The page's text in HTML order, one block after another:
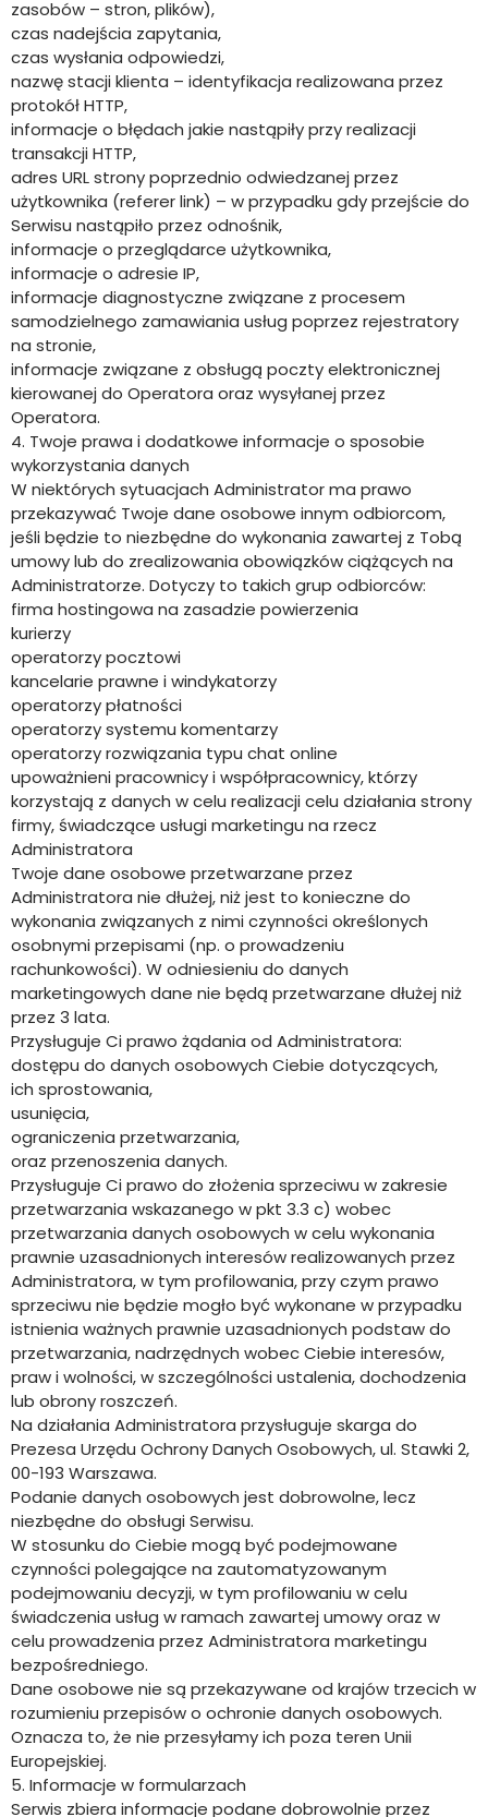
zasobów – stron, plików),
czas nadejścia zapytania,
czas wysłania odpowiedzi,
nazwę stacji klienta – identyfikacja realizowana przez
protokół HTTP,
informacje o błędach jakie nastąpiły przy realizacji
transakcji HTTP,
adres URL strony poprzednio odwiedzanej przez
użytkownika (referer link) – w przypadku gdy przejście do
Serwisu nastąpiło przez odnośnik,
informacje o przeglądarce użytkownika,
informacje o adresie IP,
informacje diagnostyczne związane z procesem
samodzielnego zamawiania usług poprzez rejestratory
na stronie,
informacje związane z obsługą poczty elektronicznej
kierowanej do Operatora oraz wysyłanej przez
Operatora.
4. Twoje prawa i dodatkowe informacje o sposobie
wykorzystania danych
W niektórych sytuacjach Administrator ma prawo
przekazywać Twoje dane osobowe innym odbiorcom,
jeśli będzie to niezbędne do wykonania zawartej z Tobą
umowy lub do zrealizowania obowiązków ciążących na
Administratorze. Dotyczy to takich grup odbiorców:
firma hostingowa na zasadzie powierzenia
kurierzy
operatorzy pocztowi
kancelarie prawne i windykatorzy
operatorzy płatności
operatorzy systemu komentarzy
operatorzy rozwiązania typu chat online
upoważnieni pracownicy i współpracownicy, którzy
korzystają z danych w celu realizacji celu działania strony
firmy, świadczące usługi marketingu na rzecz
Administratora
Twoje dane osobowe przetwarzane przez
Administratora nie dłużej, niż jest to konieczne do
wykonania związanych z nimi czynności określonych
osobnymi przepisami (np. o prowadzeniu
rachunkowości). W odniesieniu do danych
marketingowych dane nie będą przetwarzane dłużej niż
przez 3 lata.
Przysługuje Ci prawo żądania od Administratora:
dostępu do danych osobowych Ciebie dotyczących,
ich sprostowania,
usunięcia,
ograniczenia przetwarzania,
oraz przenoszenia danych.
Przysługuje Ci prawo do złożenia sprzeciwu w zakresie
przetwarzania wskazanego w pkt 3.3 c) wobec
przetwarzania danych osobowych w celu wykonania
prawnie uzasadnionych interesów realizowanych przez
Administratora, w tym profilowania, przy czym prawo
sprzeciwu nie będzie mogło być wykonane w przypadku
istnienia ważnych prawnie uzasadnionych podstaw do
przetwarzania, nadrzędnych wobec Ciebie interesów,
praw i wolności, w szczególności ustalenia, dochodzenia
lub obrony roszczeń.
Na działania Administratora przysługuje skarga do
Prezesa Urzędu Ochrony Danych Osobowych, ul. Stawki 2,
00-193 Warszawa.
Podanie danych osobowych jest dobrowolne, lecz
niezbędne do obsługi Serwisu.
W stosunku do Ciebie mogą być podejmowane
czynności polegające na zautomatyzowanym
podejmowaniu decyzji, w tym profilowaniu w celu
świadczenia usług w ramach zawartej umowy oraz w
celu prowadzenia przez Administratora marketingu
bezpośredniego.
Dane osobowe nie są przekazywane od krajów trzecich w
rozumieniu przepisów o ochronie danych osobowych.
Oznacza to, że nie przesyłamy ich poza teren Unii
Europejskiej.
5. Informacje w formularzach
Serwis zbiera informacje podane dobrowolnie przez